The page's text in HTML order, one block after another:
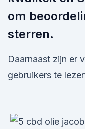
om
sterren.
Daarnaast zijn er
gebruikers te